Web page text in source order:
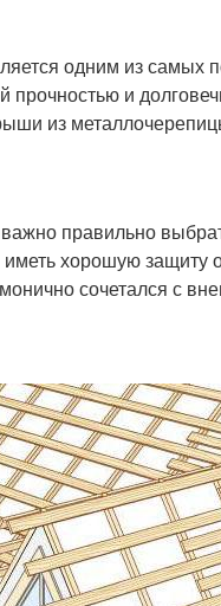
одним из самых
прочностью и
из
правильно
иметь хорошую
сочетался с